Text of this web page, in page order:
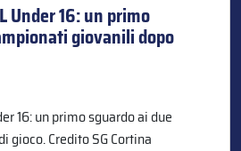
Under 16: un primo
giovanili dopo
16: un primo sguardo ai due
gioco. Credito SG Cortina